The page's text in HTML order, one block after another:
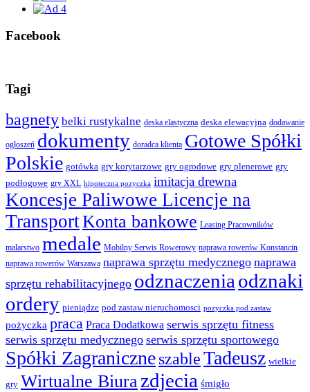
Facebook
Tagi
bagnety belki rustykalne deska elastyczna deska elewacyjna dodawanie
ogłoszeń dokumenty doradca klienta Gotowe Spółki
Polskie gotówka gry korytarzowe gry ogrodowe gry plenerowe gry
podłogowe gry XXL hipoteczna pozyczka imitacja drewna
Koncesje Paliwowe Licencje na
TransportKonta bankowe Leasing Pracowników
malarstwo medale Mobilny Serwis Rowerowy naprawa rowerów Konstancin
naprawa rowerów Warszawa naprawa sprzętu medycznego naprawa
sprzętu rehabilitacyjnego odznaczenia odznaki
ordery pieniądze pod zastaw nieruchomosci pozyczka pod zastaw
pożyczka praca Praca Dodatkowa serwis sprzętu fitness
serwis sprzętu medycznego serwis sprzętu sportowego
Spółki ZagraniczneszableTadeusz wielkie
gry Wirtualne Biurazdjecia śmigło